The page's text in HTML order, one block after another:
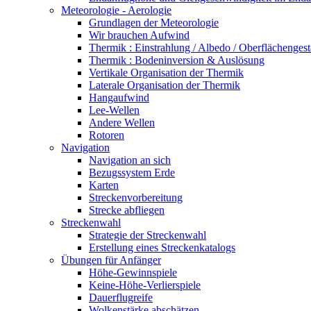
Meteorologie - Aerologie
Grundlagen der Meteorologie
Wir brauchen Aufwind
Thermik : Einstrahlung / Albedo /
Thermik : Bodeninversion & Auslösung
Vertikale Organisation der Thermik
Laterale Organisation der Thermik
Hangaufwind
Lee-Wellen
Andere Wellen
Rotoren
Navigation
Navigation an sich
Bezugssystem Erde
Karten
Streckenvorbereitung
Strecke abfliegen
Streckenwahl
Strategie der Streckenwahl
Erstellung eines Streckenkatalogs
Übungen für Anfänger
Höhe-Gewinnspiele
Keine-Höhe-Verlierspiele
Dauerflugreife